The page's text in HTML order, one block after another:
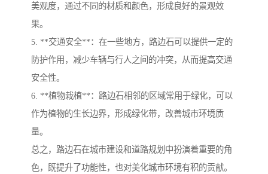
美观度，通过不同的材质和颜色，形成良好的景观效
果。
5. **交通安全**：在一些地方，路边石可以提供一定的
防护作用，减少车辆与行人之间的冲突，从而提高交通
安全性。
6. **植物栽植**：路边石相邻的区域常用于绿化，可以
作为植物的生长边界，形成绿化带，改善城市环境质
量。
总之，路边石在城市建设和道路规划中扮演着重要的角
色，既提升了功能性，也对美化城市环境有积的贡献。